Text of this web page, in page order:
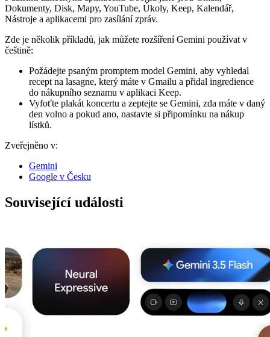
Dokumenty, Disk, Mapy, YouTube, Úkoly, Keep, Kalendář,
Nástroje a aplikacemi pro zasílání zpráv.
Zde je několik příkladů, jak můžete rozšíření Gemini používat v
češtině:
Požádejte psaným promptem model Gemini, aby vyhledal
recept na lasagne, který máte v Gmailu a přidal ingredience
do nákupního seznamu v aplikaci Keep.
Vyfoťte plakát koncertu a zeptejte se Gemini, zda máte v daný
den volno a pokud ano, nastavte si připomínku na nákup
lístků.
Zveřejněno v:
Gemini
Google v Česku
Související události